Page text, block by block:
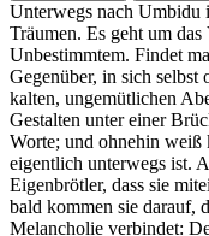
Unterwegs nach Umbidu
Träumen. Es geht um
Unbestimmtem. Findet
Gegenüber, in sich
kalten, ungemütlichen
Gestalten unter einer
Worte; und ohnehin weiß
eigentlich unterwegs ist.
Eigenbrötler, dass sie
bald kommen sie darauf,
Melancholie verbindet: